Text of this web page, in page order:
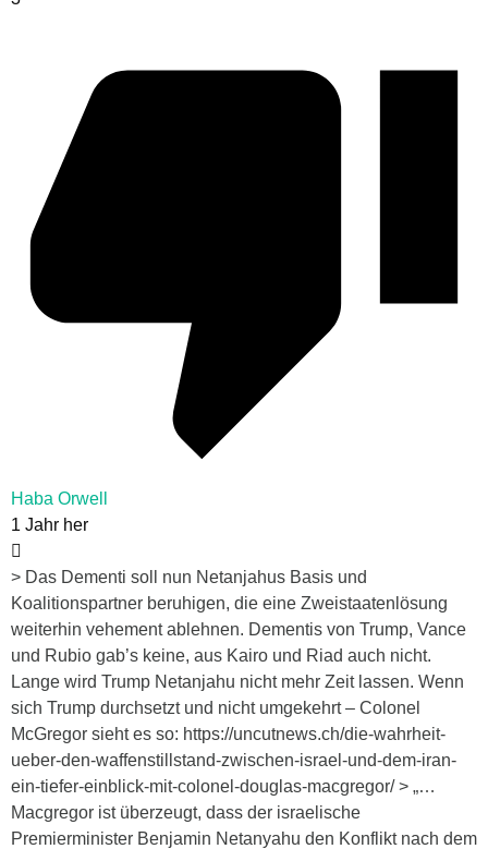
Haba Orwell
1 Jahr her
> Das Dementi soll nun Netanjahus Basis und
Koalitionspartner beruhigen, die eine Zweistaatenlösung
weiterhin vehement ablehnen. Dementis von Trump, Vance
und Rubio gab’s keine, aus Kairo und Riad auch nicht.
Lange wird Trump Netanjahu nicht mehr Zeit lassen. Wenn
sich Trump durchsetzt und nicht umgekehrt – Colonel
McGregor sieht es so: https://uncutnews.ch/die-wahrheit-
ueber-den-waffenstillstand-zwischen-israel-und-dem-iran-
ein-tiefer-einblick-mit-colonel-douglas-macgregor/ > „…
Macgregor ist überzeugt, dass der israelische
Premierminister Benjamin Netanyahu den Konflikt nach dem